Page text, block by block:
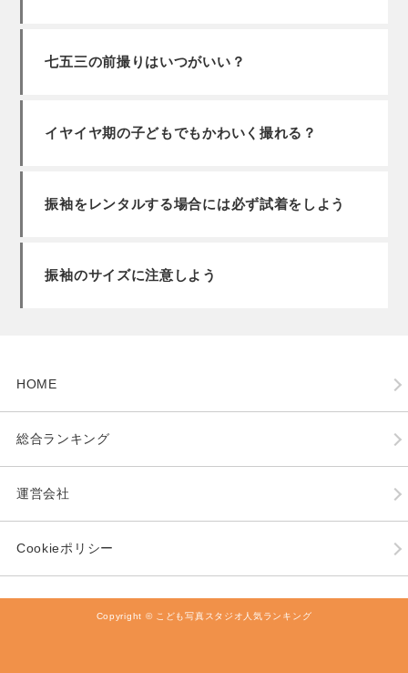
七五三の前撮りはいつがいい？
イヤイヤ期の子どもでもかわいく撮れる？
振袖をレンタルする場合には必ず試着をしよう
振袖のサイズに注意しよう
HOME
総合ランキング
運営会社
Cookieポリシー
Copyright © こども写真スタジオ人気ランキング